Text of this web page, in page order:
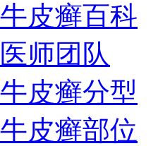
牛皮癣百科
医师团队
牛皮癣分型
牛皮癣部位